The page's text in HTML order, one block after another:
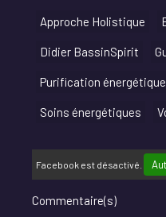
Approche Holistique
Didier BassinSpirit
Purification énergétique
Soins énergétiques
Facebook est désactivé.
Commentaire(s)